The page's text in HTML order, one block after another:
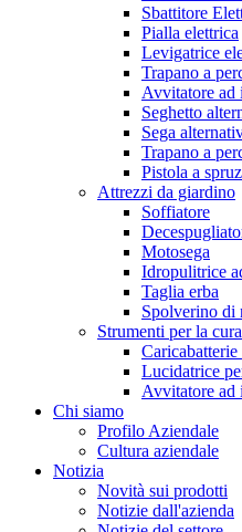
Sbattitore
Pialla elettrica
Levigatrice
Trapano a
Avvitatore ad
Seghetto
Sega
Trapano a
Pistola a
Attrezzi da giardino
Soffiatore
Motosega
Idropulitrice
Taglia erba
Spolverino di
Strumenti per la
Caricabatterie
Lucidatrice
Avvitatore ad
Chi siamo
Profilo Aziendale
Cultura aziendale
Notizia
Novità sui prodotti
Notizie dall'azienda